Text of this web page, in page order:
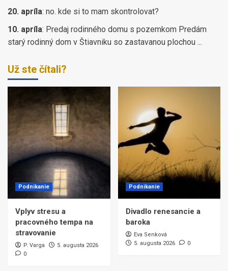
20. apríla: no. kde si to mam skontrolovat?
10. apríla: Predaj rodinného domu s pozemkom Predám
starý rodinný dom v Štiavniku so zastavanou plochou ...
Už ste čítali?
Podnikanie
Vplyv stresu a
pracovného tempa na
stravovanie
P. Varga
5. augusta 2026
0
Podnikanie
Divadlo renesancie a
baroka
Eva Senková
5. augusta 2026
0